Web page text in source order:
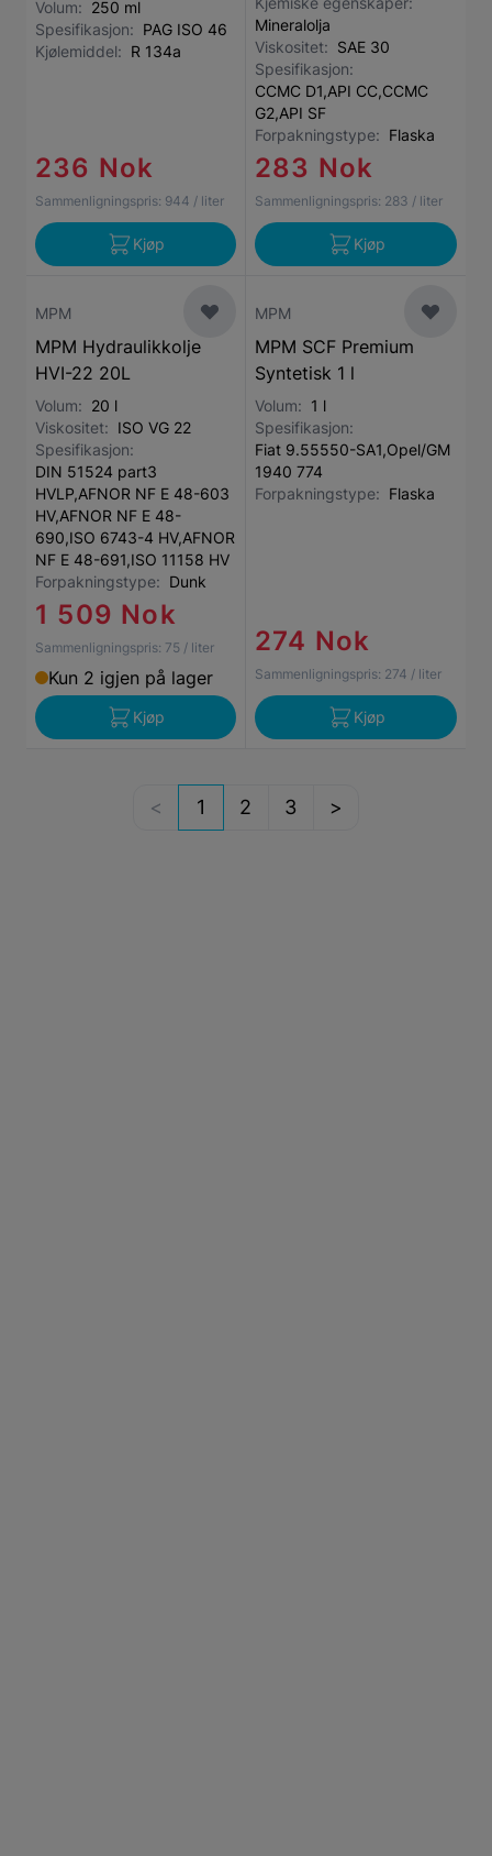
Volum: 250 ml
Spesifikasjon: PAG ISO 46
Kjølemiddel: R 134a
236 Nok
Sammenligningspris: 944 / liter
Kjøp
Mineralolja
Viskositet: SAE 30
Spesifikasjon:
CCMC D1,API CC,CCMC
G2,API SF
Forpakningstype: Flaska
283 Nok
Sammenligningspris: 283 / liter
Kjøp
MPM
MPM Hydraulikkolje
HVI-22 20L
Volum: 20 l
Viskositet: ISO VG 22
Spesifikasjon:
DIN 51524 part3
HVLP,AFNOR NF E 48-603
HV,AFNOR NF E 48-
690,ISO 6743-4 HV,AFNOR
NF E 48-691,ISO 11158 HV
Forpakningstype: Dunk
1 509 Nok
Sammenligningspris: 75 / liter
Kun 2 igjen på lager
Kjøp
MPM
MPM SCF Premium
Syntetisk 1 l
Volum: 1 l
Spesifikasjon:
Fiat 9.55550-SA1,Opel/GM
1940 774
Forpakningstype: Flaska
274 Nok
Sammenligningspris: 274 / liter
Kjøp
1 2 3